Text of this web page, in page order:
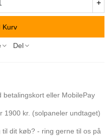
+
Kurv
Del
betalingskort eller MobilePay
1900 kr. (solpaneler undtaget)
dit køb? - ring gerne til os på